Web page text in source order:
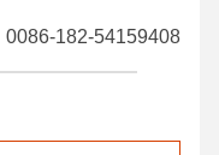
0086-182-54159408